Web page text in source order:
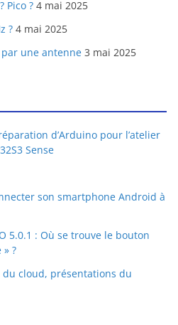
Pico ? 4 mai 2025
? 4 mai 2025
une antenne 3 mai 2025
d’Arduino pour l’atelier
Sense
son smartphone Android à
5.0.1 : Où se trouve le bouton
?
du cloud, présentations du